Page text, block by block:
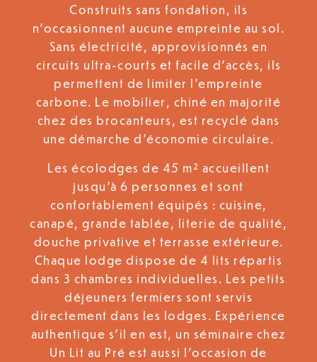
Construits sans fondation, ils
n’occasionnent aucune empreinte au sol.
Sans électricité, approvisionnés en
circuits ultra-courts et facile d’accès, ils
permettent de limiter l’empreinte
carbone. Le mobilier, chiné en majorité
chez des brocanteurs, est recyclé dans
une démarche d’économie circulaire.
Les écolodges de 45 m² accueillent
jusqu’à 6 personnes et sont
confortablement équipés : cuisine,
canapé, grande tablée, literie de qualité,
douche privative et terrasse extérieure.
Chaque lodge dispose de 4 lits répartis
dans 3 chambres individuelles. Les petits
déjeuners fermiers sont servis
directement dans les lodges. Expérience
authentique s’il en est, un séminaire chez
Un Lit au Pré est aussi l’occasion de